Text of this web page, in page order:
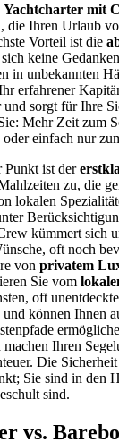
Yachtcharter mit
die Ihren Urlaub
Vorteil ist die
keine
in unbekannten
erfahrener
sorgt für Ihre
Mehr Zeit zum
einfach nur
Punkt ist der
zu, die
lokalen
kümmert sich
oft noch
von privatem
Sie vom
oft
können Ihnen
Ihren
Die
Sie sind in den
sind.
vs.